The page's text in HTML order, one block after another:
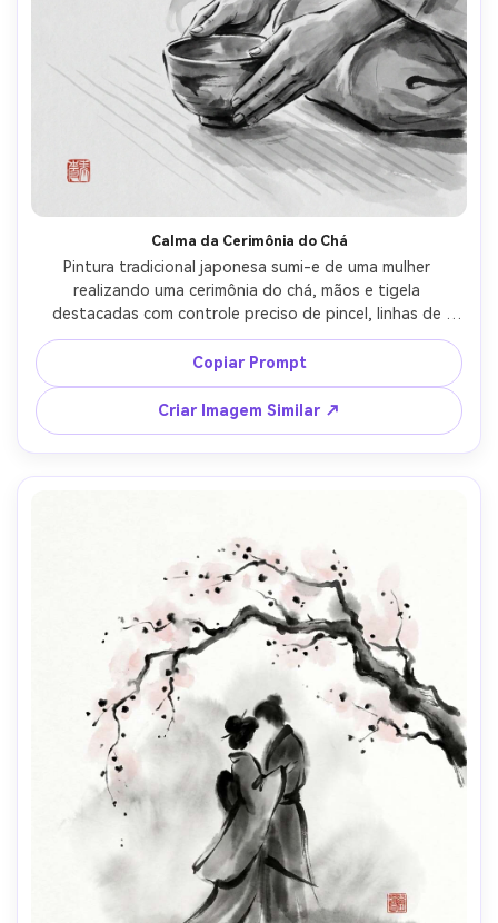
Calma da Cerimônia do Chá
Pintura tradicional japonesa sumi-e de uma mulher
realizando uma cerimônia do chá, mãos e tigela
destacadas com controle preciso de pincel, linhas de
tatami sugeridas suavemente, vapor subindo como
lavagem pálida de tinta, fundo minimalista, espaço
negativo tranquilo, gradientes suaves de cinza, textura
de papel de arroz, selo vermelho, lente 85mm,
profundidade de campo rasa, iluminação cinematográfica
suave --ar 4:5
Copiar Prompt
Criar Imagem Similar ↗